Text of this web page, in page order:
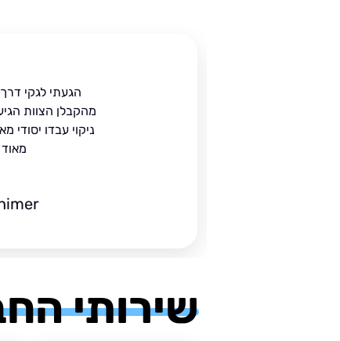
הגעתי לגקי
מהקבלן הצוות
ניקוי עבדו יסודי
שירותי